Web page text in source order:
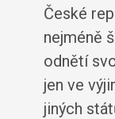
České
nejméně
odnětí
jen ve
jiných